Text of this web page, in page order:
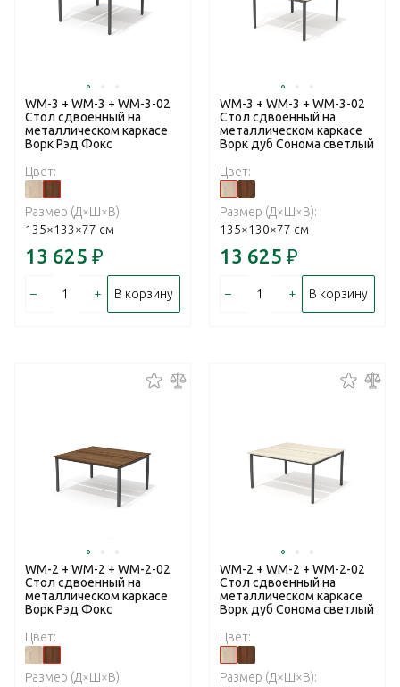
WM-3 + WM-3 + WM-3-02
Стол сдвоенный на
металлическом каркасе
Ворк Рэд Фокс
Цвет:
Размер (Д×Ш×В):
135×133×77 см
13 625 ₽
– + В корзину
WM-3 + WM-3 + WM-3-02
Стол сдвоенный на
металлическом каркасе
Ворк дуб Сонома светлый
Цвет:
Размер (Д×Ш×В):
135×130×77 см
13 625 ₽
– + В корзину
WM-2 + WM-2 + WM-2-02
Стол сдвоенный на
металлическом каркасе
Ворк Рэд Фокс
Цвет:
Размер (Д×Ш×В):
WM-2 + WM-2 + WM-2-02
Стол сдвоенный на
металлическом каркасе
Ворк дуб Сонома светлый
Цвет:
Размер (Д×Ш×В):